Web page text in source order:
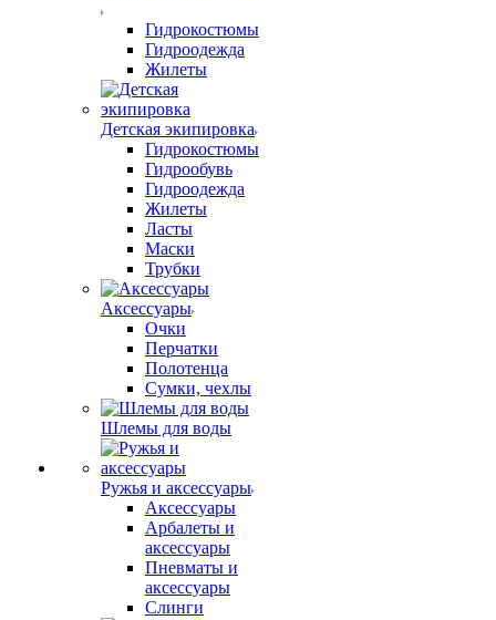
Гидрокостюмы
Гидроодежда
Жилеты
Детская экипировка
Гидрокостюмы
Гидрообувь
Гидроодежда
Жилеты
Ласты
Маски
Трубки
Аксессуары
Очки
Перчатки
Полотенца
Сумки, чехлы
Шлемы для воды
Ружья и аксессуары
Аксессуары
Арбалеты и
аксессуары
Пневматы и
аксессуары
Слинги